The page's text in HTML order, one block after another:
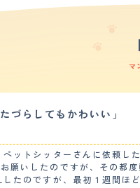
マ
づらしてもかわいい」
ペットシッターさんに依頼
願いしたのですが、その都